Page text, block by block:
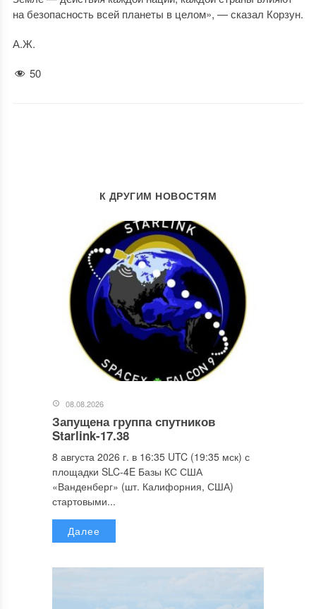
на безопасность всей планеты в целом», — сказал Корзун.
А.Ж.
50
К ДРУГИМ НОВОСТЯМ
08.08.2026
Запущена группа спутников
Starlink-17.38
8 августа 2026 г. в 16:35 UTC (19:35 мск) с
площадки SLC-4E Базы КС США
«Ванденберг» (шт. Калифорния, США)
стартовыми...
Далее